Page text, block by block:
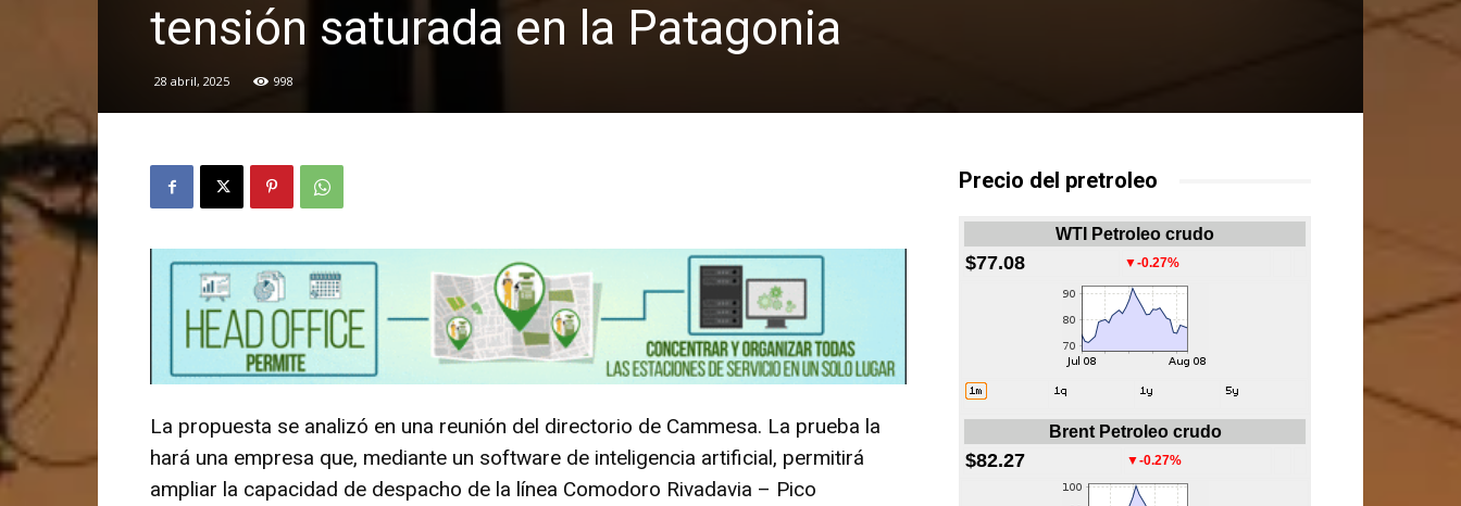
tensión saturada en la Patagonia
28 abril, 2025 998
La propuesta se analizó en una reunión del directorio de Cammesa. La prueba la
hará una empresa que, mediante un software de inteligencia artificial, permitirá
ampliar la capacidad de despacho de la línea Comodoro Rivadavia – Pico
Precio del pretroleo
WTI Petroleo crudo
$77.08 ▼-0.27%
Brent Petroleo crudo
$82.27 ▼-0.27%